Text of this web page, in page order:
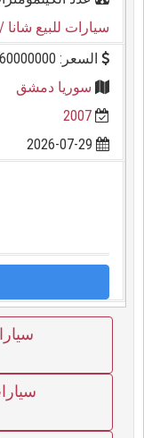
سيارات للبيع شانا
السعر: 60000000 ليرة سورية
سوريا دمشق
2007
سيارات